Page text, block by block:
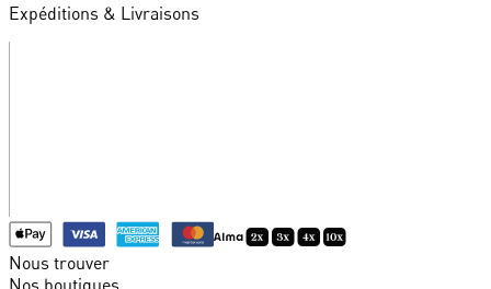
Expéditions & Livraisons
Nous trouver
Nos boutiques